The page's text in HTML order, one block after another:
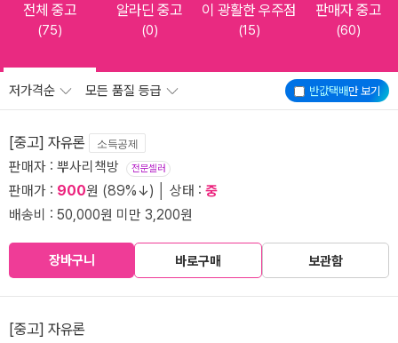
전체 중고
(75)
알라딘 중고
(0)
이 광활한 우주점
(15)
판매자 중고
(60)
반값택배만 보기
저가격순 모든 품질 등급
[중고] 자유론 소득공제
판매자 : 뿌사리책방 전문셀러
판매가 : 900원 (89%↓) │ 상태 : 중
배송비 : 50,000원 미만 3,200원
장바구니 바로구매 보관함
[중고] 자유론